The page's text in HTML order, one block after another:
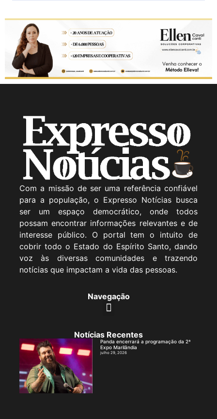
Com a missão de ser uma referência confiável
para a população, o Expresso Notícias busca
ser um espaço democrático, onde todos
possam encontrar informações relevantes e de
interesse público. O portal tem o intuito de
cobrir todo o Estado do Espírito Santo, dando
voz às diversas comunidades e trazendo
notícias que impactam a vida das pessoas.
Navegação
Notícias Recentes
Panda encerrará a programação da 2ª
Expo Marilândia
julho 29, 2026